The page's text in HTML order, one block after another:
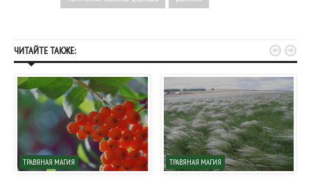
ЧИТАЙТЕ ТАКЖЕ:
ТРАВЯНАЯ МАГИЯ ТРАВЯНАЯ МАГИЯ
 